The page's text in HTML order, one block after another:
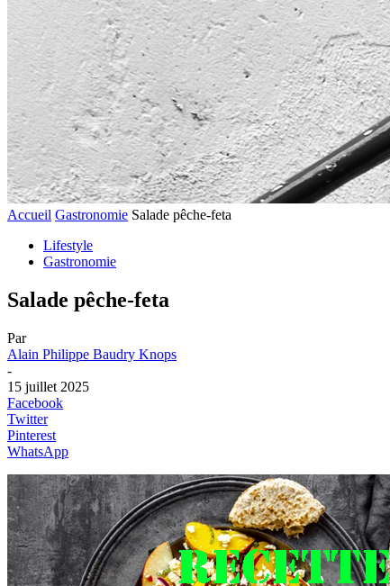
Accueil Gastronomie Salade pêche-feta
Lifestyle
Gastronomie
Salade pêche-feta
Par
Alain Philippe Baudry Knops
-
15 juillet 2025
Facebook
Twitter
Pinterest
WhatsApp